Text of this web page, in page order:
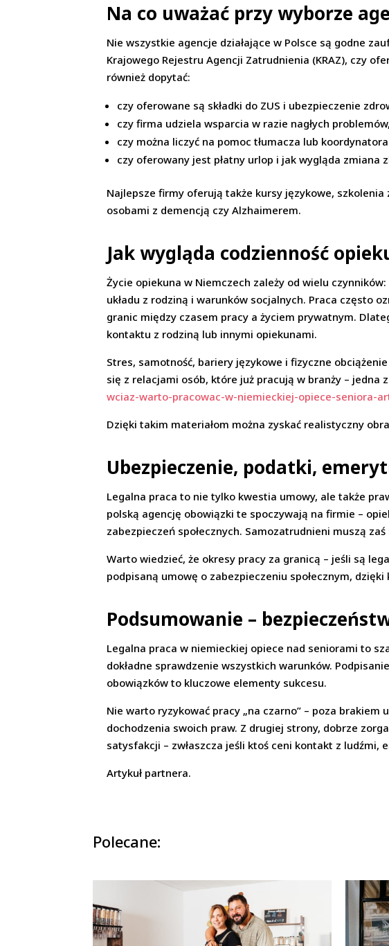
Na co uważać przy wyborze
Nie wszystkie agencje działające w Polsce są godne
Krajowego Rejestru Agencji Zatrudnienia (KRAZ), czy
również dopytać:
czy oferowane są składki do ZUS i ubezpieczenie
czy firma udziela wsparcia w razie nagłych problemów,
czy można liczyć na pomoc tłumacza lub
czy oferowany jest płatny urlop i jak wygląda zmiana
Najlepsze firmy oferują także kursy językowe,
osobami z demencją czy Alzhaimerem.
Jak wygląda codzienność
Życie opiekuna w Niemczech zależy od wielu
układu z rodziną i warunków socjalnych. Praca często
granic między czasem pracy a życiem prywatnym.
kontaktu z rodziną lub innymi opiekunami.
Stres, samotność, bariery językowe i fizyczne
się z relacjami osób, które już pracują w branży – jedna
wciaz-warto-pracowac-w-niemieckiej-opiece-seniora-
Dzięki takim materiałom można zyskać realistyczny
Ubezpieczenie, podatki,
Legalna praca to nie tylko kwestia umowy, ale także
polską agencję obowiązki te spoczywają na firmie –
zabezpieczeń społecznych. Samozatrudnieni muszą
Warto wiedzieć, że okresy pracy za granicą – jeśli są
podpisaną umowę o zabezpieczeniu społecznym, dzięki
Podsumowanie –
Legalna praca w niemieckiej opiece nad seniorami to
dokładne sprawdzenie wszystkich warunków.
obowiązków to kluczowe elementy sukcesu.
Nie warto ryzykować pracy „na czarno” – poza
dochodzenia swoich praw. Z drugiej strony, dobrze
satysfakcji – zwłaszcza jeśli ktoś ceni kontakt z ludźmi,
Artykuł partnera.
Polecane: